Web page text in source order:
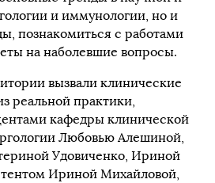
и иммунологии, но и
познакомиться с работами
на наболевшие вопросы.
вызвали клинические
реальной практики,
кафедры клинической
Любовью Алешиной,
Удовиченко, Ириной
Ириной Михайловой,